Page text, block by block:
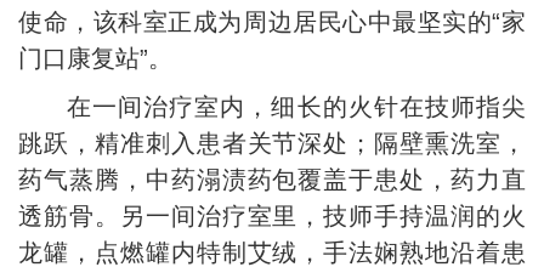
使命，该科室正成为周边居民心中最坚实的“家
门口康复站”。
在一间治疗室内，细长的火针在技师指尖
跳跃，精准刺入患者关节深处；隔壁熏洗室，
药气蒸腾，中药溻渍药包覆盖于患处，药力直
透筋骨。另一间治疗室里，技师手持温润的火
龙罐，点燃罐内特制艾绒，手法娴熟地沿着患